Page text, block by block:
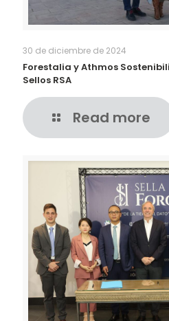
30 de diciembre de 2024
Forestalia y Athmos
Sellos RSA
Read more